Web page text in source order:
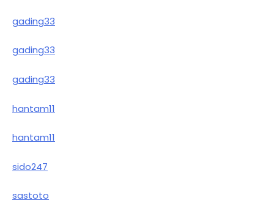
gading33
gading33
gading33
hantam11
hantam11
sido247
sastoto